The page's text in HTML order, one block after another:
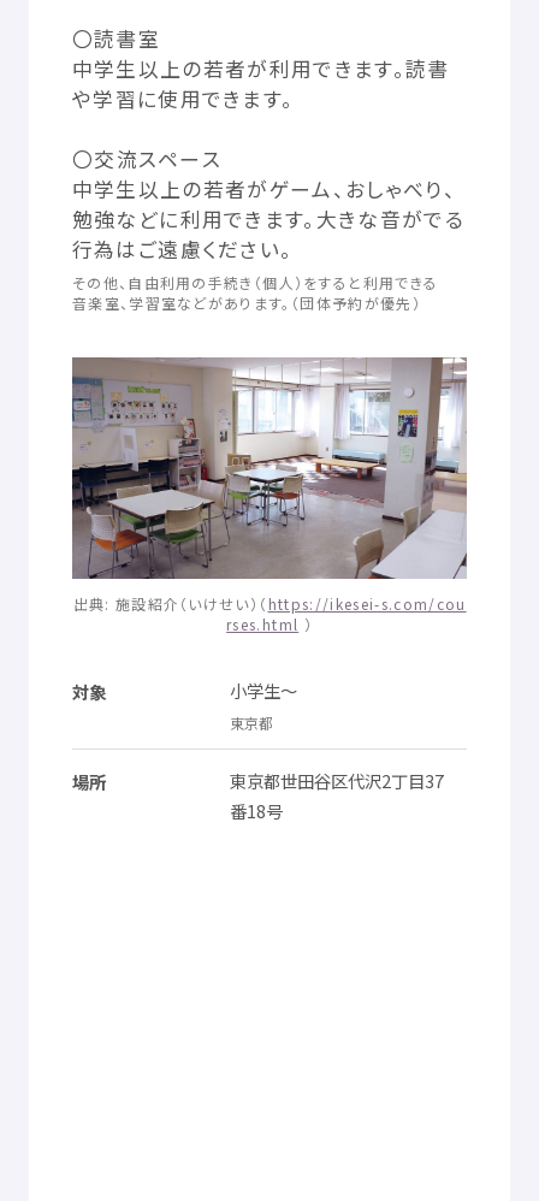
© Mex
〇読書室
中学生以上の若者が利用できます。読書
や学習 に使用できます。
〇交流スペース
中学生以上の若者がゲーム、おしゃべり、
勉強などに利用できます。 大きな音がでる
行為はご遠慮ください。
その他、 自由利用の手続き（個人 ）をすると利用できる
音楽室、 学習室などがあります。（団体予約 が優先 ）
出典: 施設紹介 （いけせい）（ https://ikesei-s.com/cou
rses.html ）
対象 小学生～
東京都
場所 東京都世田谷区代沢2丁目37
番18号